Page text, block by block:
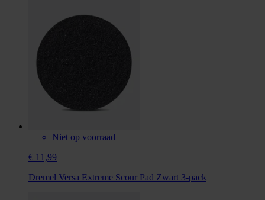
Niet op voorraad
€ 11,99
Dremel Versa Extreme Scour Pad Zwart 3-pack